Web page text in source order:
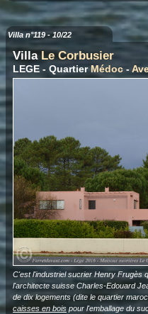
Villa n°119 - 10/22
Villa Le Corbusier
LEGE - QuartierMédoc -
C'est l'industriel sucrier Henry Frugès
l'architecte suisse Charles-Edouard
de dix logements (dite le quartier
caisses en bois pour l'emballage du